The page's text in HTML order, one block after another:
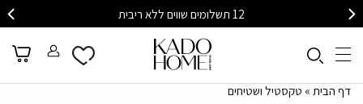
לתיאום פגישת עיצוב אישית עם מעצב/ת שלנו
דף הבית » טקסטיל ושטיחים